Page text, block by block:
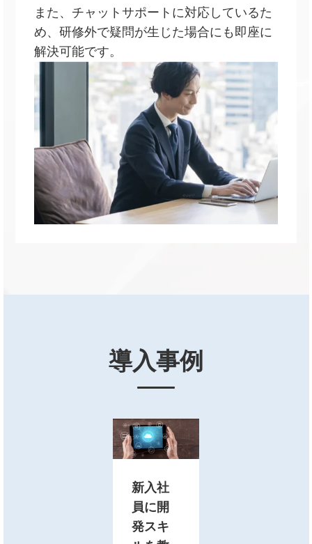
また、チャットサポートに対応しているた
め、研修外で疑問が生じた場合にも即座に
解決可能です。
導入事例
新入社
員に開
発スキ